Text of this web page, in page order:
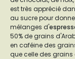
est très apprécié
au sucre pour
mélanges d'
50% de grains
en caféine des
que celle des